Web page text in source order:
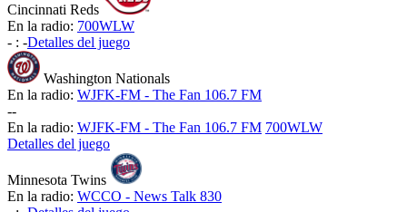
Cincinnati Reds
En la radio: 700WLW
- : -Detalles del juego
Washington Nationals
En la radio: WJFK-FM - The Fan 106.7 FM
--
En la radio: WJFK-FM - The Fan 106.7 FM 700WLW
Detalles del juego
Minnesota Twins
En la radio: WCCO - News Talk 830